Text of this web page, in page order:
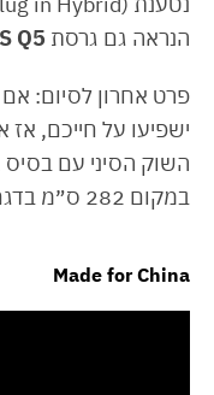
הנראה גם גרסת S Q5
פרט אחרון לסיום:
ישפיעו על חייכם,
במקום 282 ס״מ בדגם שיושק באירופה ובישראל.
Made for China